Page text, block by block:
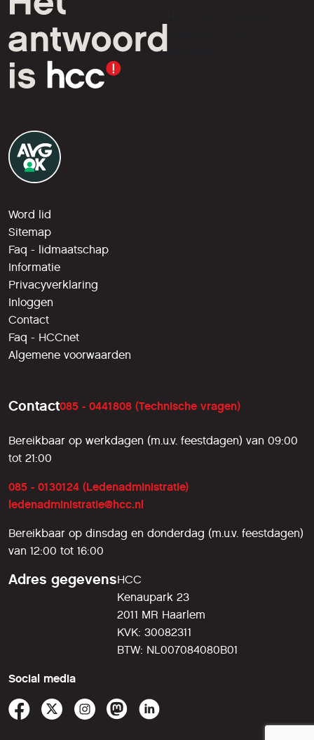
liefhebbers.
Word lid
Sitemap
Faq - lidmaatschap
Informatie
Privacyverklaring
Inloggen
Contact
Faq - HCCnet
Algemene voorwaarden
Contact085 - 0441808 (Technische vragen)
Bereikbaar op werkdagen (m.u.v. feestdagen) van 09:00
tot 21:00
085 - 0130124 (Ledenadministratie)
ledenadministratie@hcc.nl
Bereikbaar op dinsdag en donderdag (m.u.v. feestdagen)
van 12:00 tot 16:00
Adres gegevensHCC
Kenaupark 23
2011 MR Haarlem
KVK: 30082311
BTW: NL007084080B01
Social media